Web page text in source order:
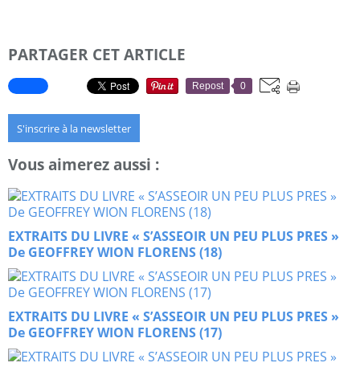
PARTAGER CET ARTICLE
Repost 0
S'inscrire à la newsletter
Vous aimerez aussi :
EXTRAITS DU LIVRE « S’ASSEOIR UN PEU PLUS PRES »
De GEOFFREY WION FLORENS (18)
EXTRAITS DU LIVRE « S’ASSEOIR UN PEU PLUS PRES »
De GEOFFREY WION FLORENS (17)